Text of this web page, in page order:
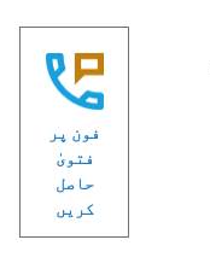
فون پر
فتویٰ
حاصل
کریں